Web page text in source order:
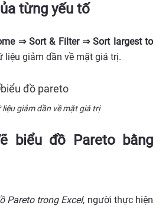
từng yếu tố
⇒ Sort & Filter ⇒ Sort largest to
liệu giảm dần về mặt giá trị.
liệu giảm dần về mặt giá trị
biểu đồ Pareto bằng
Pareto trong Excel, người thực hiện